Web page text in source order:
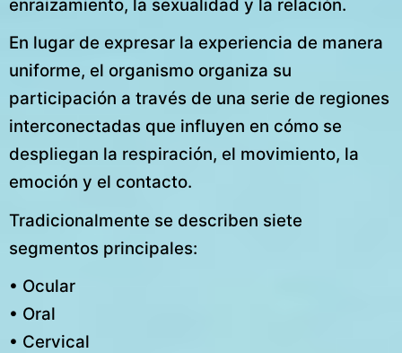
enraizamiento, la sexualidad y la relación.
En lugar de expresar la experiencia de manera
uniforme, el organismo organiza su
participación a través de una serie de regiones
interconectadas que influyen en cómo se
despliegan la respiración, el movimiento, la
emoción y el contacto.
Tradicionalmente se describen siete
segmentos principales:
• Ocular
• Oral
• Cervical